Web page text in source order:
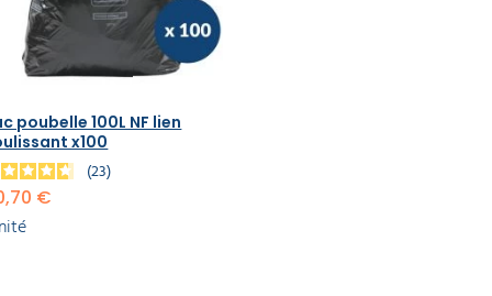
poubelle 100L NF lien
x100
23
€